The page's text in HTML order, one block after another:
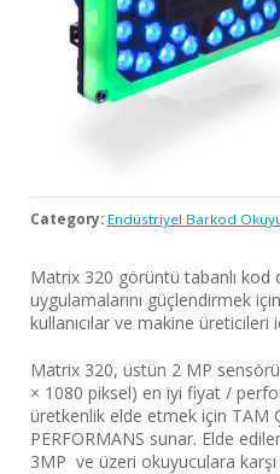
Category: Endüstriyel Barkod
Matrix 320 görüntü tabanlı kod
uygulamalarını güçlendirmek
kullanıcılar ve makine
Matrix 320, üstün 2 MP
× 1080 piksel) en iyi fiyat /
üretkenlik elde etmek için TAM
PERFORMANS sunar. Elde
3MP ve üzeri okuyuculara